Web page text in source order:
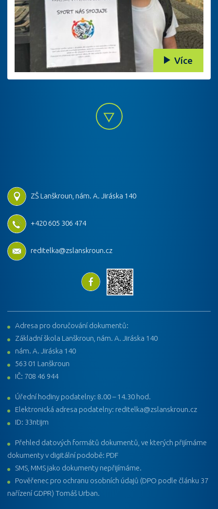
Více
ZŠ Lanškroun, nám. A. Jiráska 140
+420 605 306 474
reditelka@zslanskroun.cz
Adresa pro doručování dokumentů:
Základní škola Lanškroun, nám. A. Jiráska 140
nám. A. Jiráska 140
563 01 Lanškroun
IČ: 708 46 944
Úřední hodiny podatelny: 8.00 – 14.30 hod.
Elektronická adresa podatelny: reditelka@zslanskroun.cz
ID: 33ntijm
Přehled datových formátů dokumentů, ve kterých přijímáme
dokumenty v digitální podobě: PDF
SMS, MMS jako dokumenty nepřijímáme.
Pověřenec pro ochranu osobních údajů (DPO podle článku 37
nařízení GDPR) Tomáš Urban.